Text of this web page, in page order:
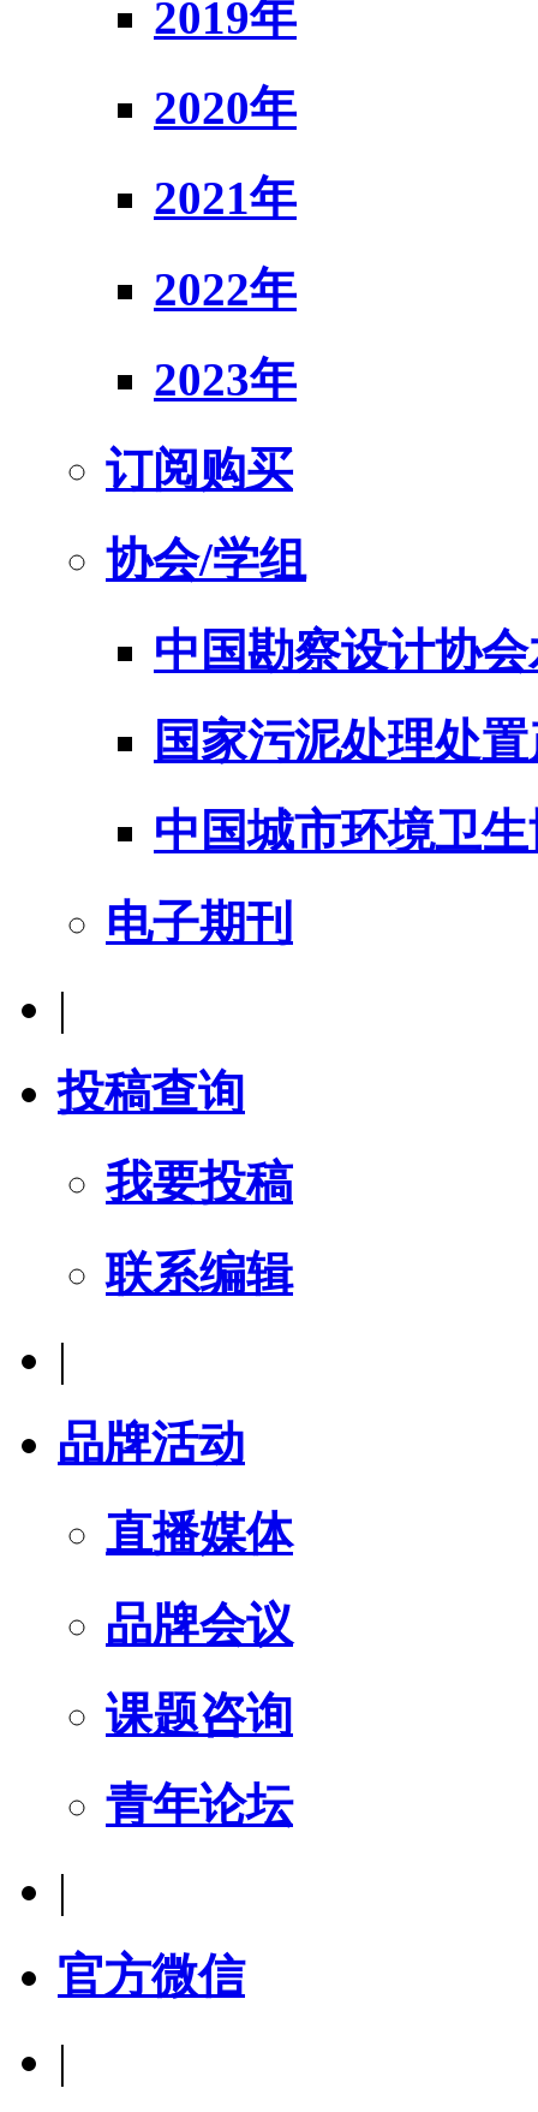
2019年
2020年
2021年
2022年
2023年
订阅购买
协会/学组
中国勘察设计协
国家污泥处理处
中国城市环境卫
电子期刊
|
投稿查询
我要投稿
联系编辑
|
品牌活动
直播媒体
品牌会议
课题咨询
青年论坛
|
官方微信
|